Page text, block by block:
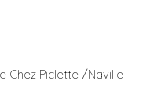
Chez Piclette /Naville